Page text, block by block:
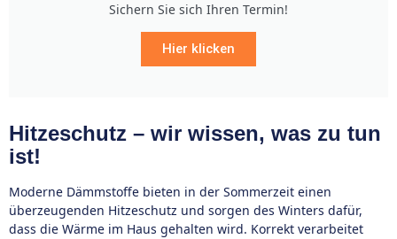
Sichern Sie sich Ihren Termin!
Hier klicken
Hitzeschutz – wir wissen, was zu tun
ist!
Moderne Dämmstoffe bieten in der Sommerzeit einen
überzeugenden Hitzeschutz und sorgen des Winters dafür,
dass die Wärme im Haus gehalten wird. Korrekt verarbeitet